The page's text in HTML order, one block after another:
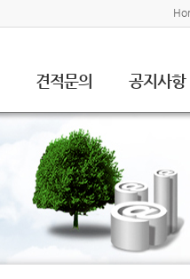
견적문의 공지사항